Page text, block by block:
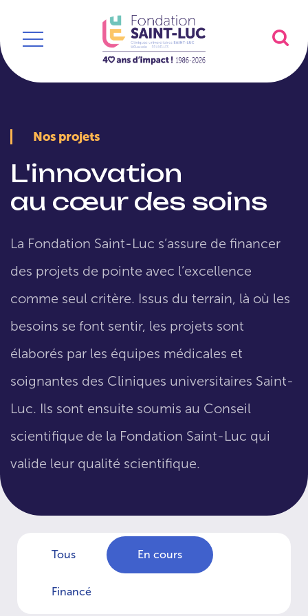
Nos projets
L'innovation
au cœur des soins
La Fondation Saint-Luc s’assure de financer
des projets de pointe avec l’excellence
comme seul critère. Issus du terrain, là où les
besoins se font sentir, les projets sont
élaborés par les équipes médicales et
soignantes des Cliniques universitaires Saint-
Luc. Ils sont ensuite soumis au Conseil
scientifique de la Fondation Saint-Luc qui
valide leur qualité scientifique.
Tous En cours
Financé